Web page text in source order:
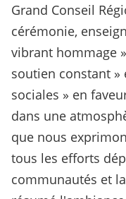
Grand Conseil
cérémonie,
vibrant hommage
soutien constant »
sociales » en
dans une
que nous
tous les efforts
communautés et